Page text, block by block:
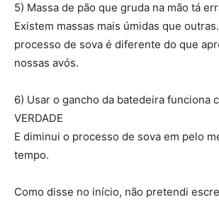
5) Massa de pão que gruda na mão tá
Existem massas mais úmidas que
processo de sova é diferente do que
nossas avós.
6) Usar o gancho da batedeira funciona
VERDADE
E diminui o processo de sova em pelo
tempo.
Como disse no início, não pretendi